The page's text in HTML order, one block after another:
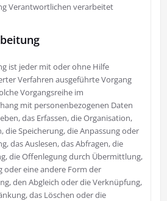
Verantwortlichen verarbeitet
ist jeder mit oder ohne Hilfe
Verfahren ausgeführte Vorgang
Vorgangsreihe im
mit personenbezogenen Daten
das Erfassen, die Organisation,
die Speicherung, die Anpassung oder
das Auslesen, das Abfragen, die
die Offenlegung durch Übermittlung,
oder eine andere Form der
den Abgleich oder die Verknüpfung,
das Löschen oder die